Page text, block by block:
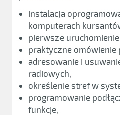
instalacja
komputerach
pierwsze
praktyczne omówienie
adresowanie i
radiowych,
określenie stref w
programowanie
funkcje,